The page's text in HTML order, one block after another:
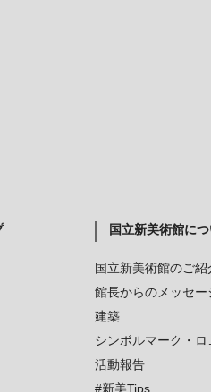
国立新美術館に
国立新美術館のご紹
館長からのメッセー
建築
シンボルマーク・ロ
活動報告
#新美Tips